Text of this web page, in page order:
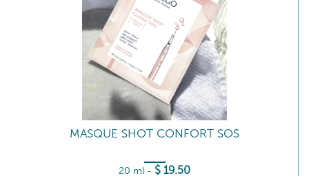
MASQUE SHOT CONFORT SOS
20 ml - $ 19.50